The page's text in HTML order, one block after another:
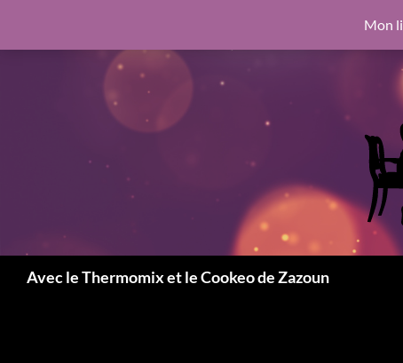
au
Avec le Thermomix et le Cookeo de Zazoun
Mon